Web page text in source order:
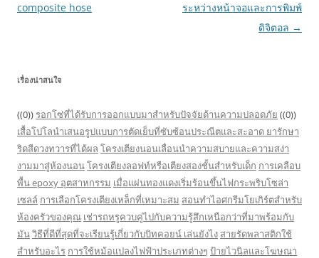
navigation
composite hose
ระหว่างหน้าจอและการพิมพ์
ดิจิตอล →
เรื่องน่าสนใจ
((0)) รอกโซ่ที่ได้รับการออกแบบมาสำหรับปัจจัยด้านความปลอดภัย ((0))
เสื้อโปโลนำเสนอรูปแบบการตัดเย็บที่ซับซ้อนประณีตและสะอาด ยารักษา
ริดสีดวงทวารที่ได้ผล โครงเตียงนอนเลื่อนนำความสบายและความสง่า
งามมาสู่ห้องนอนโครงเตียงลอฟท์หรือเตียงสองชั้นสำหรับเด็ก การเคลือบ
พื้น epoxy อุตสาหกรรม เมื่อแผ่นทองแดงเริ่มร้อนขึ้นไฟกระพริบโซล่า
เซลล์ การเลือกโครงเตียงเหล็กที่เหมาะสม สอนทำไอศกรีมโยเกิร์ตสำหรับ
ห้องครัวของคุณ เช่ารถหรูควบคู่ไปกับความรู้สึกเหนือกว่าที่มาพร้อมกับ
มันวิธีที่ดีที่สุดที่จะเรียนรู้เกี่ยวกับบิทคอยน์ เล่นยังไง สายรัดพลาสติกใช้
สำหรับอะไร การใช้หม้อแปลงไฟฟ้าประเภทต่างๆ ป้ายไวนิลและโฆษณา